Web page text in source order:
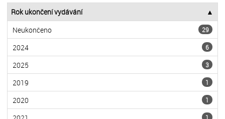
Rok ukončení vydávání
Neukončeno
29
2024 6
2025 3
2019 1
2020 1